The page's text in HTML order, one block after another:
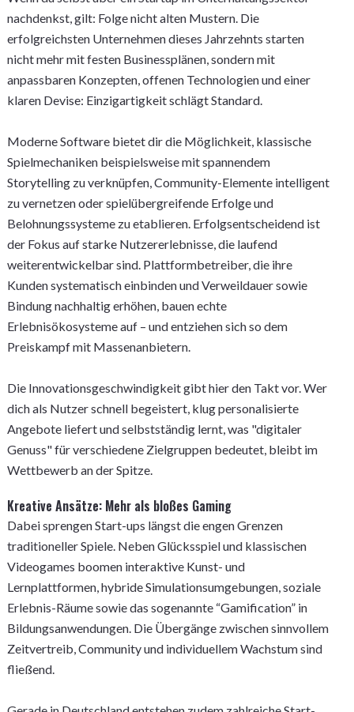
nachdenkst, gilt: Folge nicht alten Mustern. Die
erfolgreichsten Unternehmen dieses Jahrzehnts starten
nicht mehr mit festen Businessplänen, sondern mit
anpassbaren Konzepten, offenen Technologien und einer
klaren Devise: Einzigartigkeit schlägt Standard.
Moderne Software bietet dir die Möglichkeit, klassische
Spielmechaniken beispielsweise mit spannendem
Storytelling zu verknüpfen, Community-Elemente intelligent
zu vernetzen oder spielübergreifende Erfolge und
Belohnungssysteme zu etablieren. Erfolgsentscheidend ist
der Fokus auf starke Nutzererlebnisse, die laufend
weiterentwickelbar sind. Plattformbetreiber, die ihre
Kunden systematisch einbinden und Verweildauer sowie
Bindung nachhaltig erhöhen, bauen echte
Erlebnisökosysteme auf – und entziehen sich so dem
Preiskampf mit Massenanbietern.
Die Innovationsgeschwindigkeit gibt hier den Takt vor. Wer
dich als Nutzer schnell begeistert, klug personalisierte
Angebote liefert und selbstständig lernt, was "digitaler
Genuss" für verschiedene Zielgruppen bedeutet, bleibt im
Wettbewerb an der Spitze.
Kreative Ansätze: Mehr als bloßes Gaming
Dabei sprengen Start-ups längst die engen Grenzen
traditioneller Spiele. Neben Glücksspiel und klassischen
Videogames boomen interaktive Kunst- und
Lernplattformen, hybride Simulationsumgebungen, soziale
Erlebnis-Räume sowie das sogenannte “Gamification” in
Bildungsanwendungen. Die Übergänge zwischen sinnvollem
Zeitvertreib, Community und individuellem Wachstum sind
fließend.